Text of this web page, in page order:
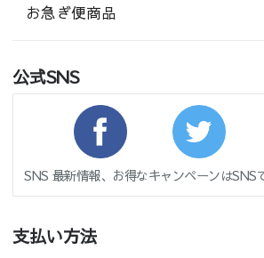
お急ぎ便商品
公式SNS
SNS 最新情報、お得なキャンペーンはSNS
支払い方法